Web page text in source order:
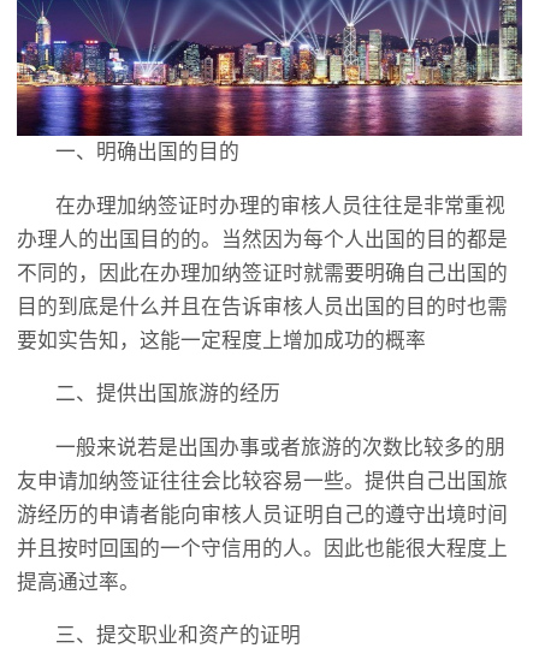
一、明确出国的目的
在办理加纳签证时办理的审核人员往往是非常重视
办理人的出国目的的。当然因为每个人出国的目的都是
不同的，因此在办理加纳签证时就需要明确自己出国的
目的到底是什么并且在告诉审核人员出国的目的时也需
要如实告知，这能一定程度上增加成功的概率
二、提供出国旅游的经历
一般来说若是出国办事或者旅游的次数比较多的朋
友申请加纳签证往往会比较容易一些。提供自己出国旅
游经历的申请者能向审核人员证明自己的遵守出境时间
并且按时回国的一个守信用的人。因此也能很大程度上
提高通过率。
三、提交职业和资产的证明